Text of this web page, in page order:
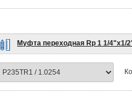
Муфта переходная Rp 1 1/4"х1/